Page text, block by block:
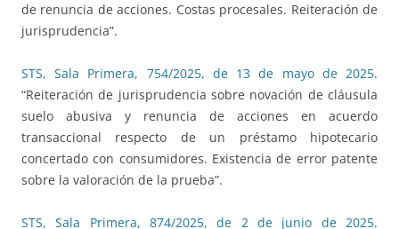
de renuncia de acciones. Costas procesales. Reiteración de
jurisprudencia”.
STS, Sala Primera, 754/2025, de 13 de mayo de 2025.
“Reiteración de jurisprudencia sobre novación de cláusula
suelo abusiva y renuncia de acciones en acuerdo
transaccional respecto de un préstamo hipotecario
concertado con consumidores. Existencia de error patente
sobre la valoración de la prueba”.
STS, Sala Primera, 874/2025, de 2 de junio de 2025.